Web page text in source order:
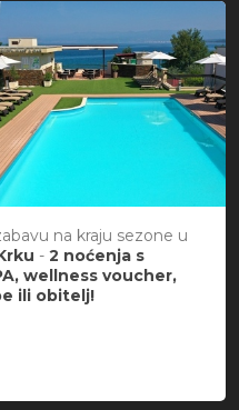
na kraju sezone u
- 2 noćenja s
wellness voucher,
ili obitelj!